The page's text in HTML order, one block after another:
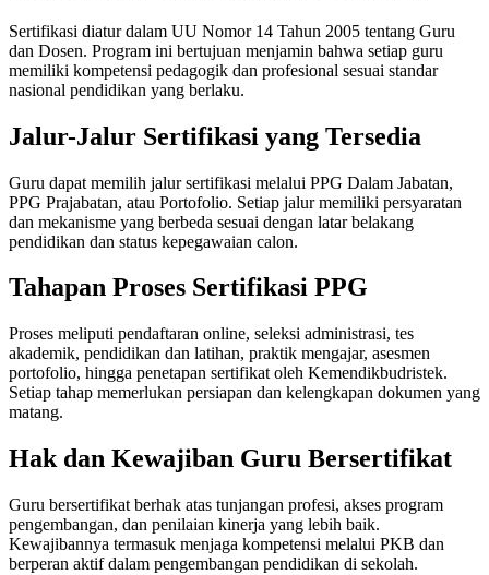
Sertifikasi diatur dalam UU Nomor 14 Tahun 2005 tentang Guru
dan Dosen. Program ini bertujuan menjamin bahwa setiap guru
memiliki kompetensi pedagogik dan profesional sesuai standar
nasional pendidikan yang berlaku.
Jalur-Jalur Sertifikasi yang Tersedia
Guru dapat memilih jalur sertifikasi melalui PPG Dalam Jabatan,
PPG Prajabatan, atau Portofolio. Setiap jalur memiliki persyaratan
dan mekanisme yang berbeda sesuai dengan latar belakang
pendidikan dan status kepegawaian calon.
Tahapan Proses Sertifikasi PPG
Proses meliputi pendaftaran online, seleksi administrasi, tes
akademik, pendidikan dan latihan, praktik mengajar, asesmen
portofolio, hingga penetapan sertifikat oleh Kemendikbudristek.
Setiap tahap memerlukan persiapan dan kelengkapan dokumen yang
matang.
Hak dan Kewajiban Guru Bersertifikat
Guru bersertifikat berhak atas tunjangan profesi, akses program
pengembangan, dan penilaian kinerja yang lebih baik.
Kewajibannya termasuk menjaga kompetensi melalui PKB dan
berperan aktif dalam pengembangan pendidikan di sekolah.